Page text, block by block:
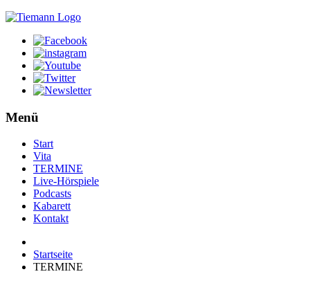
Menü
Start
Vita
TERMINE
Live-Hörspiele
Podcasts
Kabarett
Kontakt
Startseite
TERMINE